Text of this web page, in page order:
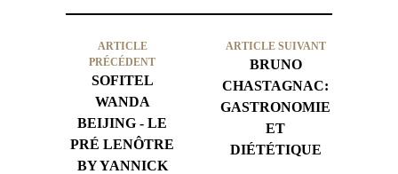
ARTICLE
PRÉCÉDENT
SOFITEL
WANDA
BEIJING - LE
PRÉ LENÔTRE
BY YANNICK
ARTICLE SUIVANT
BRUNO
CHASTAGNAC:
GASTRONOMIE
ET
DIÉTÉTIQUE